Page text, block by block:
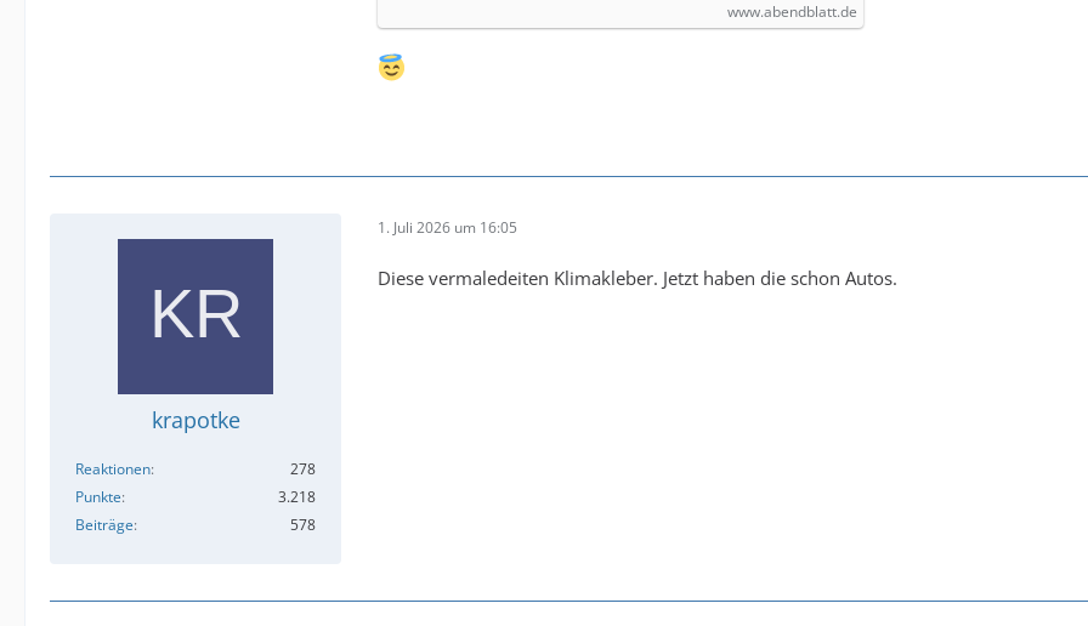
www.abendblatt.de
krapotke
Reaktionen
278
Punkte
3.218
Beiträge
578
1. Juli 2026 um 16:05
Diese vermaledeiten Klimakleber. Jetzt haben die schon Autos.